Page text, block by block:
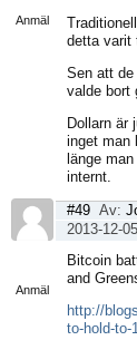
Anmäl
detta varit
Sen att
valde bort
Dollarn är
inget man
länge
internt.
Anmäl
#49 Av:
2013-12-
Bitcoin
and
http://
to-hold-to-